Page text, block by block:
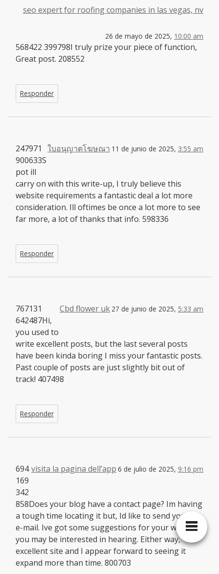
seo expert for roofing companies in las vegas, nv
26 de mayo de 2025, 10:00 am
568422 399798I truly prize your piece of function,
Great post. 208552
Responder
ใบอนุญาตโฆษณา 11 de junio de 2025, 3:55 am
247971
900633S
pot ill
carry on with this write-up, I truly believe this
website requirements a fantastic deal a lot more
consideration. Ill oftimes be once a lot more to see
far more, a lot of thanks that info. 598336
Responder
Cbd flower uk 27 de junio de 2025, 5:33 am
767131
642487Hi,
you used to
write excellent posts, but the last several posts
have been kinda boring I miss your fantastic posts.
Past couple of posts are just slightly bit out of
track! 407498
Responder
visita la pagina dell’app 6 de julio de 2025, 9:16 pm
694
169
342
858Does your blog have a contact page? Im having
a tough time locating it but, Id like to send you an
e-mail. Ive got some suggestions for your weblog
you may be interested in hearing. Either way,
excellent site and I appear forward to seeing it
expand more than time. 800703